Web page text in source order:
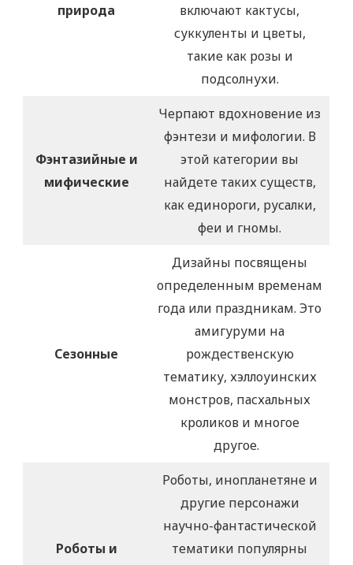
природа
включают кактусы,
суккуленты и цветы,
такие как розы и
подсолнухи.
Фэнтазийные и
мифические
Черпают вдохновение из
фэнтези и мифологии. В
этой категории вы
найдете таких существ,
как единороги, русалки,
феи и гномы.
Сезонные
Дизайны посвящены
определенным временам
года или праздникам. Это
амигуруми на
рождественскую
тематику, хэллоуинских
монстров, пасхальных
кроликов и многое
другое.
Роботы и
Роботы, инопланетяне и
другие персонажи
научно-фантастической
тематики популярны